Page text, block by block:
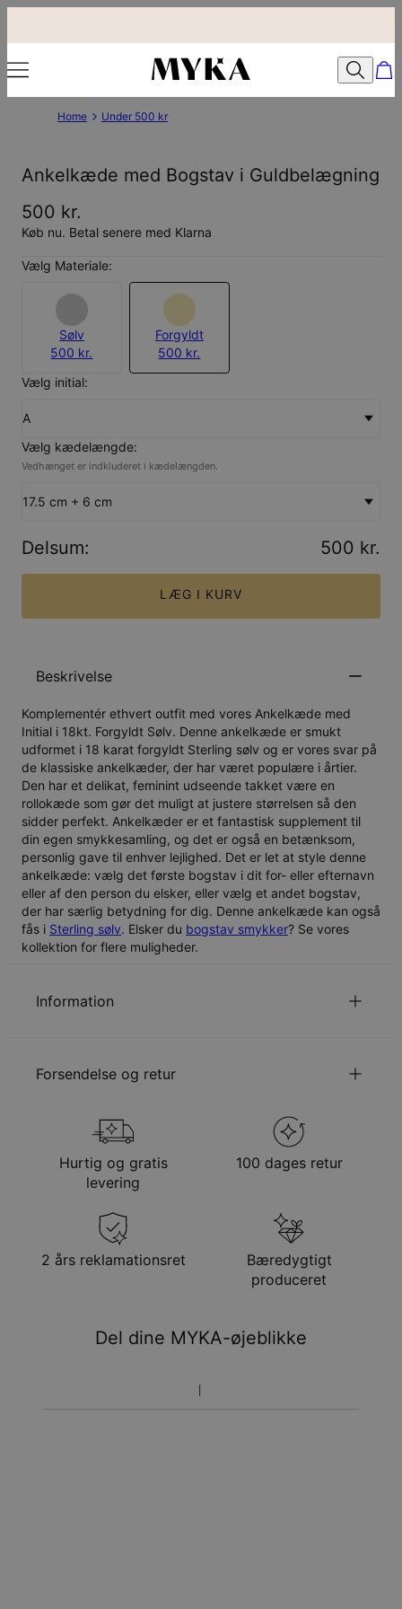
Home Under 500 kr
Ankelkæde med Bogstav i Guldbelægning
500 kr.
Køb nu. Betal senere med Klarna
Vælg Materiale:
Sølv
500 kr.
Forgyldt
500 kr.
Vælg initial:
A
Vælg kædelængde:
Vedhænget er indkluderet i kædelængden.
17.5 cm + 6 cm
Delsum: 500 kr.
LÆG I KURV
Beskrivelse
Komplementér ethvert outfit med vores Ankelkæde med
Initial i 18kt. Forgyldt Sølv. Denne ankelkæde er smukt
udformet i 18 karat forgyldt Sterling sølv og er vores svar på
de klassiske ankelkæder, der har været populære i årtier.
Den har et delikat, feminint udseende takket være en
rollokæde som gør det muligt at justere størrelsen så den
sidder perfekt. Ankelkæder er et fantastisk supplement til
din egen smykkesamling, og det er også en betænksom,
personlig gave til enhver lejlighed. Det er let at style denne
ankelkæde: vælg det første bogstav i dit for- eller efternavn
eller af den person du elsker, eller vælg et andet bogstav,
der har særlig betydning for dig. Denne ankelkæde kan også
fås i Sterling sølv. Elsker du bogstav smykker? Se vores
kollektion for flere muligheder.
Information
Udmålinger
12.7mm x 7.37mm
Stil/kollektion
Ankelkæder Kollektion
Hypoallergenisk
Forsendelse og retur
forsendelsesmetode
Metode Anslået leveringsdato
Gratis levering
tir. 25. aug. - ons. 26.
Hastelevering
søn. 16. aug. - tir. 18.
aug.
Du vil ikke blive opkrævet yderligere afgifter.
Vær opmærksom på at tidsperioden nævnt ovenfor er
Hurtig og gratis
levering
100 dages retur
2 års reklamationsret
Bæredygtigt
produceret
Del dine MYKA-øjeblikke